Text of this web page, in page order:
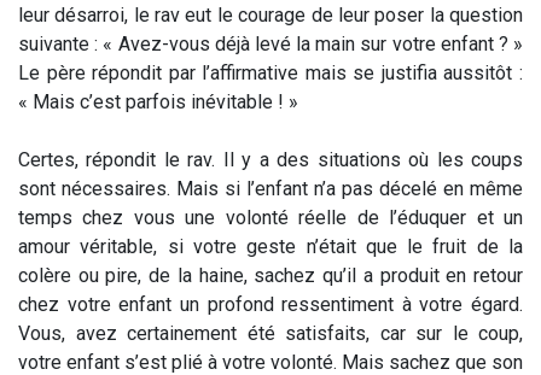
leur désarroi, le rav eut le courage de leur poser la question
suivante : « Avez-vous déjà levé la main sur votre enfant ? »
Le père répondit par l’affirmative mais se justifia aussitôt :
« Mais c’est parfois inévitable ! »
Certes, répondit le rav. Il y a des situations où les coups
sont nécessaires. Mais si l’enfant n’a pas décelé en même
temps chez vous une volonté réelle de l’éduquer et un
amour véritable, si votre geste n’était que le fruit de la
colère ou pire, de la haine, sachez qu’il a produit en retour
chez votre enfant un profond ressentiment à votre égard.
Vous, avez certainement été satisfaits, car sur le coup,
votre enfant s’est plié à votre volonté. Mais sachez que son